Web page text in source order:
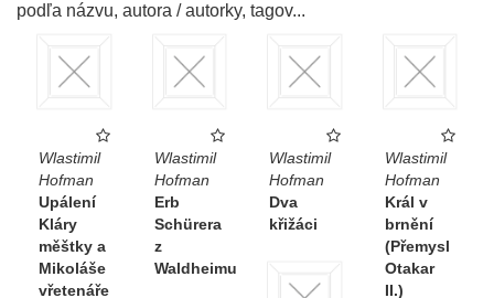
podľa názvu, autora / autorky, tagov...
Wlastimil
Hofman
Upálení
Kláry
měštky a
Mikoláše
vřetenáře
Wlastimil
Hofman
Erb
Schürera
z
Waldheimu
Wlastimil
Hofman
Dva
křižáci
Wlastimil
Hofman
Král v
brnění
(Přemysl
Otakar
II.)